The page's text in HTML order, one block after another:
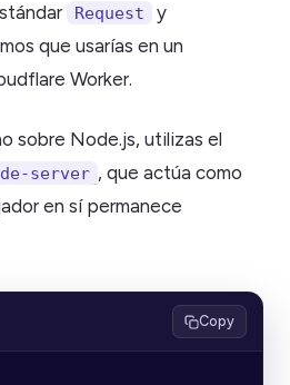
Request y
que usarías en un
Worker.
sobre Node.js, utilizas el
server , que actúa como
en sí permanece
Copy